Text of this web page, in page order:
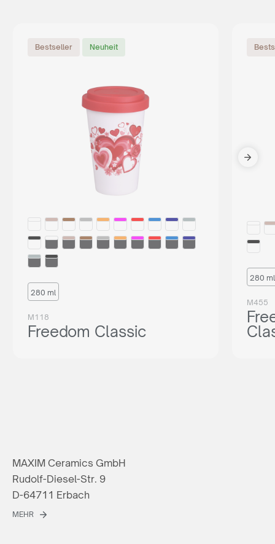
Bestseller Neuheit
280 ml
M118
Freedom Classic
280 ml
M455
MAXIM Ceramics GmbH
Rudolf-Diesel-Str. 9
D-64711 Erbach
MEHR